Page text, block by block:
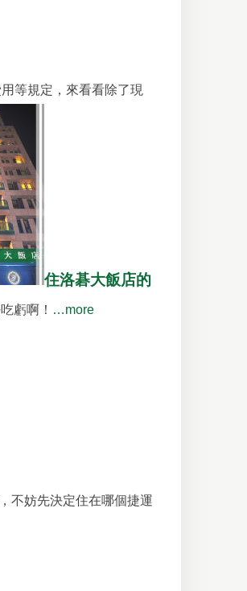
等規定，來看看除了現
住洛碁大飯店的
虧啊！ …more
不妨先決定住在哪個捷運